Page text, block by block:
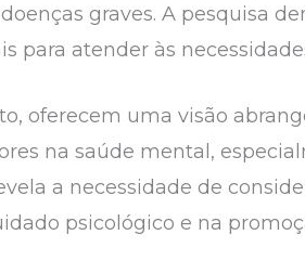
graves. A pesquisa
para atender às
oferecem uma visão
na saúde mental,
a necessidade de
psicológico e na